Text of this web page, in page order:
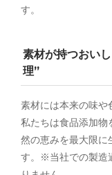
す。
素材が持つおい
理”
素材には本来の味や
私たちは食品添加
然の恵みを最大限に
す。※当社での製造